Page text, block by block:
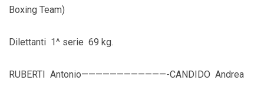
Boxing Team)
Dilettanti 1^ serie 69 kg.
RUBERTI Antonio————————————-CANDIDO Andrea